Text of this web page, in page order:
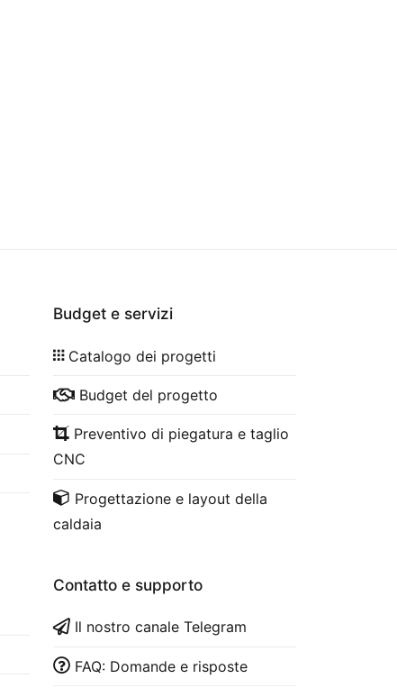
Budget e servizi
Catalogo dei progetti
Budget del progetto
Preventivo di piegatura e taglio
CNC
Progettazione e layout della
caldaia
Contatto e supporto
Il nostro canale Telegram
FAQ: Domande e risposte